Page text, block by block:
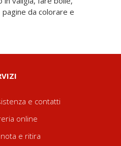
da colorare e
e contatti
online
e ritira